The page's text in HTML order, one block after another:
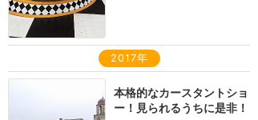
2017年
本格的なカースタントショ
ー！見られるうちに是非！